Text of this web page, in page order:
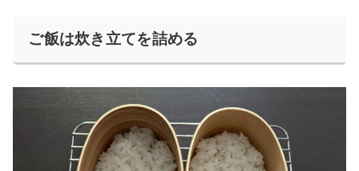
ご飯は炊き立てを詰める